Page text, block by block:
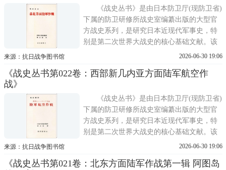
案，包括作战命令、电报、日志、报告等，
避免战争记忆散佚;同
《战史丛书》是由日本防卫厅(现防卫省)
下属的防卫研修所战史室编纂出版的大型官
方战史系列，是研究日本近现代军事史，特
别是第二次世界大战史的核心基础文献。该
丛书的编纂工作始于1955年，正值日本战后
于系统整理与保存旧日军遗留的大量原始档
避免战争记忆散佚;同
来源：抗日战争图书馆 2026-06-30 19:06
《战史丛书第022卷：西部新几内亚方面陆军航空作
战》
《战史丛书》是由日本防卫厅(现防卫省)
下属的防卫研修所战史室编纂出版的大型官
方战史系列，是研究日本近现代军事史，特
别是第二次世界大战史的核心基础文献。该
丛书的编纂工作始于1955年，正值日本战后
于系统整理与保存旧日军遗留的大量原始档
来源：抗日战争图书馆 2026-06-30 19:06
《战史丛书第021卷：北东方面陆军作战第一辑 阿图岛